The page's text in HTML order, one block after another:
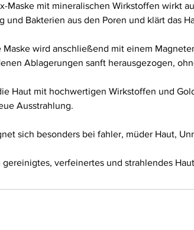
Maske mit mineralischen Wirkstoffen wirkt
und Bakterien aus den Poren und klärt das
Maske wird anschließend mit einem
Ablagerungen sanft herausgezogen,
Haut mit hochwertigen Wirkstoffen und
Ausstrahlung.
sich besonders bei fahler, müder Haut,
gereinigtes, verfeinertes und strahlendes